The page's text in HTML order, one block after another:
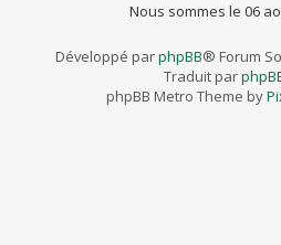
Nous sommes le 06
Développé parphpBB® Forum
Traduit par
phpBB Metro Theme by